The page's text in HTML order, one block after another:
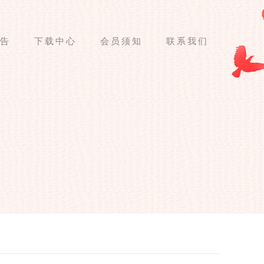
下载中心 会员须知 联系我们